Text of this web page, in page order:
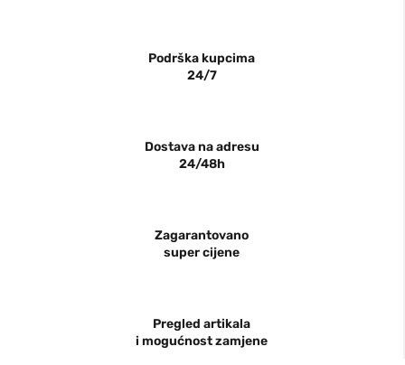
Podrška kupcima
24/7
Dostava na adresu
24/48h
Zagarantovano
super cijene
Pregled artikala
i mogućnost zamjene